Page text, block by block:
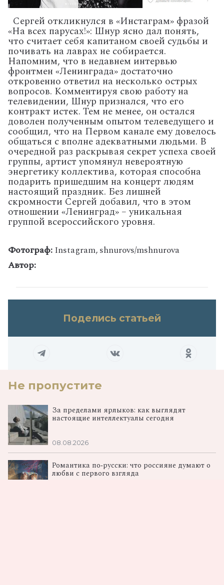
Сергей откликнулся в «Инстаграм» фразой
«На всех парусах!»: Шнур ясно дал понять,
что считает себя капитаном своей судьбы и
почивать на лаврах не собирается.
Напомним, что в недавнем интервью
фронтмен «Ленинграда» достаточно
откровенно ответил на несколько острых
вопросов. Комментируя свою работу на
телевидении, Шнур признался, что его
контракт истек. Тем не менее, он остался
доволен полученным опытом телеведущего и
сообщил, что на Первом канале ему довелось
общаться с вполне адекватными людьми. В
очередной раз раскрывая секрет успеха своей
группы, артист упомянул невероятную
энергетику коллектива, которая способна
подарить пришедшим на концерт людям
настоящий праздник. Без лишней
скромности Сергей добавил, что в этом
отношении «Ленинград» – уникальная
группой всероссийского уровня.
Фотограф:Instagram, shnurovs/mshnurova
Автор:
Поделись статьей
Не пропустите
За пределами ярлыков: как выглядят
настоящие интеллектуалы сегодня
08.08.2026
Романтика по‑русски: что россияне думают о
любви с первого взгляда